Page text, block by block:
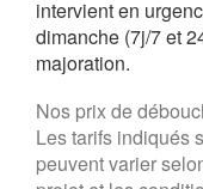
intervient en
dimanche (7j/7 et
majoration.
Nos prix de
Les tarifs indiqués
peuvent varier